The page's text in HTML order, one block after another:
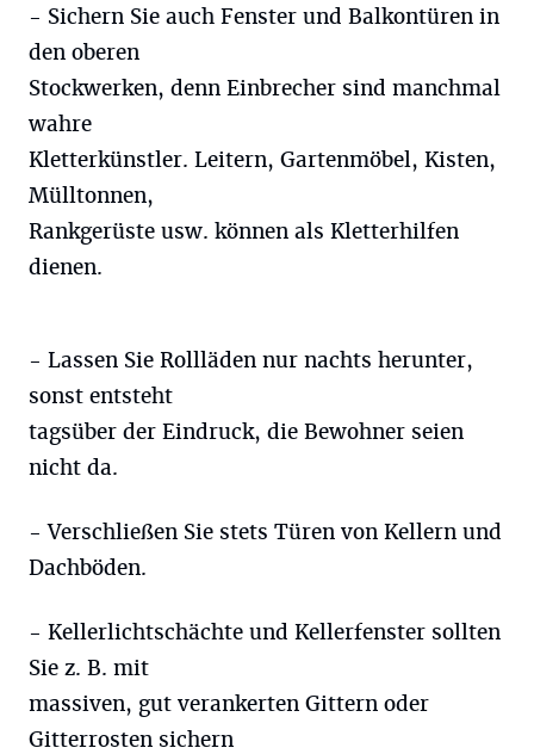
- Sichern Sie auch Fenster und Balkontüren in
den oberen
Stockwerken, denn Einbrecher sind manchmal
wahre
Kletterkünstler. Leitern, Gartenmöbel, Kisten,
Mülltonnen,
Rankgerüste usw. können als Kletterhilfen
dienen.
- Lassen Sie Rollläden nur nachts herunter,
sonst entsteht
tagsüber der Eindruck, die Bewohner seien
nicht da.
- Verschließen Sie stets Türen von Kellern und
Dachböden.
- Kellerlichtschächte und Kellerfenster sollten
Sie z. B. mit
massiven, gut verankerten Gittern oder
Gitterrosten sichern